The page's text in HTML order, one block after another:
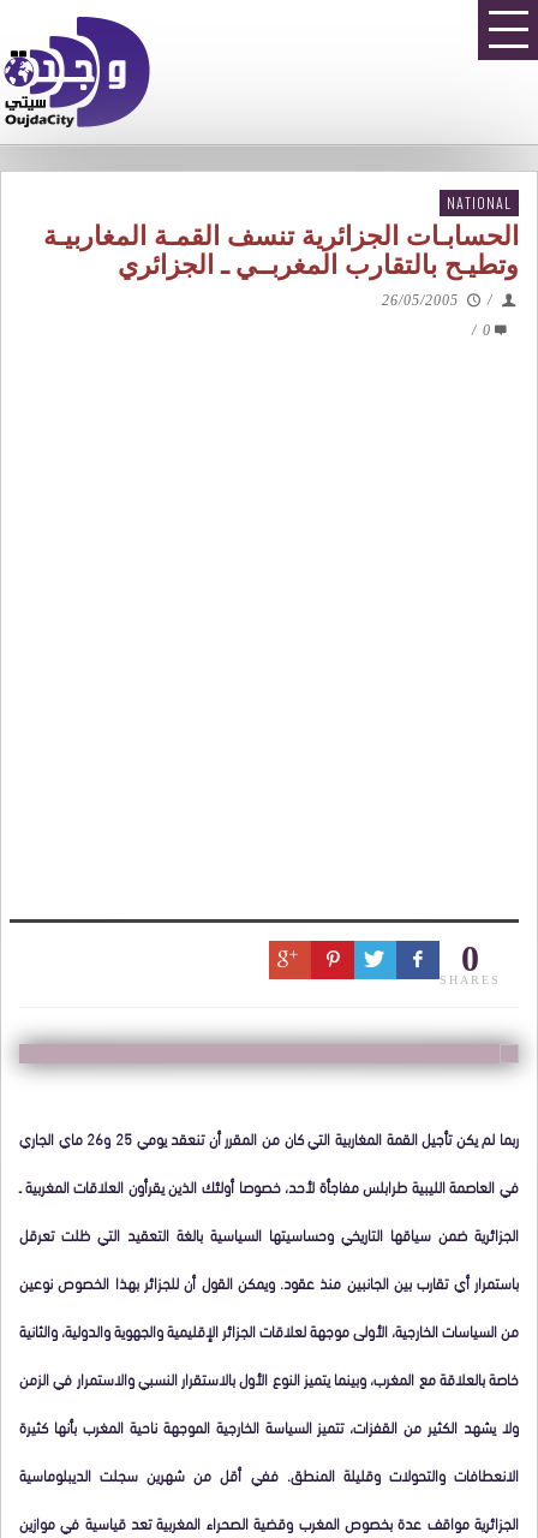
NATIONAL
الحسابـات الجزائرية تنسف القمـة المغاربيـة
وتطيـح بالتقارب المغربــي ـ الجزائري
/
26/05/2005
0
/
0
SHARES
ربما لم يكن تأجيل القمة المغاربية التي كان من المقرر أن تنعقد يومي 25 و26 ماي الجاري
في العاصمة الليبية طرابلس مفاجأة لأحد، خصوصا أولئك الذين يقرأون العلاقات المغربية ـ
الجزائرية ضمن سياقها التاريخي وحساسيتها السياسية بالغة التعقيد التي ظلت تعرقل
باستمرار أي تقارب بين الجانبين منذ عقود. ويمكن القول أن للجزائر بهذا الخصوص نوعين
من السياسات الخارجية، الأولى موجهة لعلاقات الجزائر الإقليمية والجهوية والدولية، والثانية
خاصة بالعلاقة مع المغرب، وبينما يتميز النوع الأول بالاستقرار النسبي والاستمرار في الزمن
ولا يشهد الكثير من القفزات، تتميز السياسة الخارجية الموجهة ناحية المغرب بأنها كثيرة
الانعطافات والتحولات وقليلة المنطق. ففي أقل من شهرين سجلت الديبلوماسية
الجزائرية مواقف عدة بخصوص المغرب وقضية الصحراء المغربية تعد قياسية في موازين